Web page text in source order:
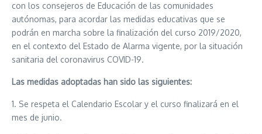
con los consejeros de Educación de las comunidades
autónomas, para acordar las medidas educativas que se
podrán en marcha sobre la finalización del curso 2019/2020,
en el contexto del Estado de Alarma vigente, por la situación
sanitaria del coronavirus COVID-19.
Las medidas adoptadas han sido las siguientes:
1. Se respeta el Calendario Escolar y el curso finalizará en el
mes de junio.